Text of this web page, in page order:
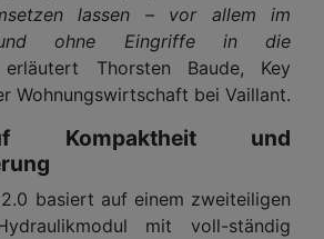
lassen – vor allem im
und ohne Eingriffe in die
Thorsten Baude, Key
Wohnungswirtschaft bei Vaillant.
Kompaktheit und
basiert auf einem zweiteiligen
mit voll-ständig